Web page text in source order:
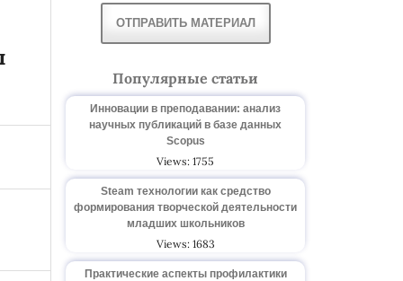
ОТПРАВИТЬ МАТЕРИАЛ
Популярные статьи
Инновации в преподавании: анализ
научных публикаций в базе данных
Scopus
Views: 1755
Steam технологии как средство
формирования творческой деятельности
младших школьников
Views: 1683
Практические аспекты профилактики